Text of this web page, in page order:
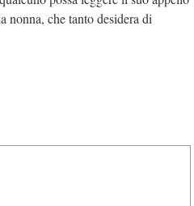
nonna, che tanto desidera di